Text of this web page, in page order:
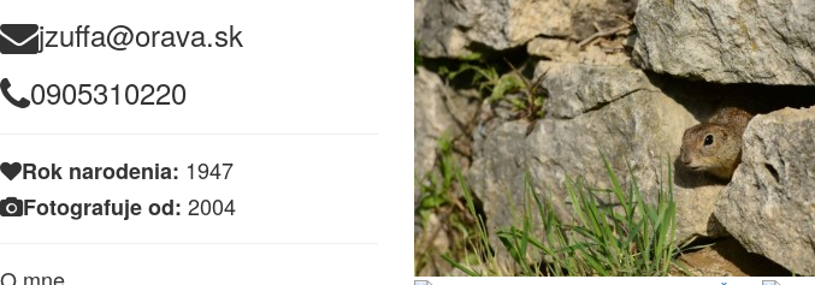
jzuffa@orava.sk
0905310220
Rok narodenia: 1947
Fotografuje od: 2004